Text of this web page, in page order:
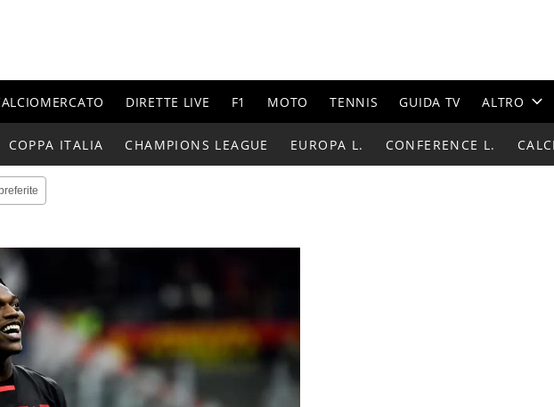
DIRETTE LIVE F1 MOTO TENNIS GUIDA TV ALTRO
COPPA ITALIA CHAMPIONS LEAGUE EUROPA L. CONFERENCE L.